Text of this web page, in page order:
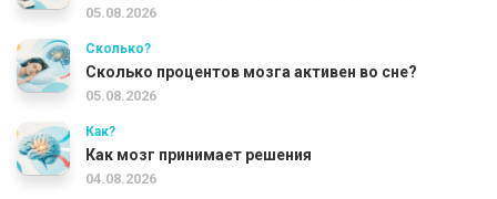
05.08.2026
Сколько?
Сколько процентов мозга активен во сне?
05.08.2026
Как?
Как мозг принимает решения
04.08.2026